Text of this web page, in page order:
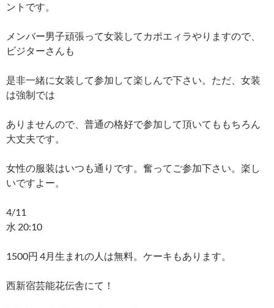
ントです。
メンバー男子頑張って女装してカポエィラやりますので、
ビジターさんも
是非一緒に女装して参加して楽しんで下さい。ただ、女装
は強制では
ありませんので、普通の格好で参加して頂いてももちろん
大丈夫です。
女性の服装はいつも通りです。奮ってご参加下さい。楽し
いですよー。
4/11
水 20:10
1500円 4月生まれの人は無料。ケーキもあります。
西新宿芸能花伝舎にて！